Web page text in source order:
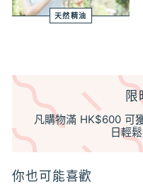
天然精油
限
凡購物滿 HK$600 可
日輕
你也可能喜歡